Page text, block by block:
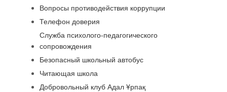
Вопросы противодействия коррупции
Телефон доверия
Служба психолого-педагогического
сопровождения
Безопасный школьный автобус
Читающая школа
Добровольный клуб Адал Ұрпақ